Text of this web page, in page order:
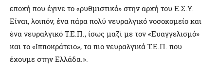
εποχή που έγινε το «ρυθμιστικό» στην αρχή του Ε.Σ.Υ.
Είναι, λοιπόν, ένα πάρα πολύ νευραλγικό νοσοκομείο και
ένα νευραλγικό Τ.Ε.Π., ίσως μαζί με τον «Ευαγγελισμό»
και το «Ιπποκράτειο», τα πιο νευραλγικά Τ.Ε.Π. που
έχουμε στην Ελλάδα.».